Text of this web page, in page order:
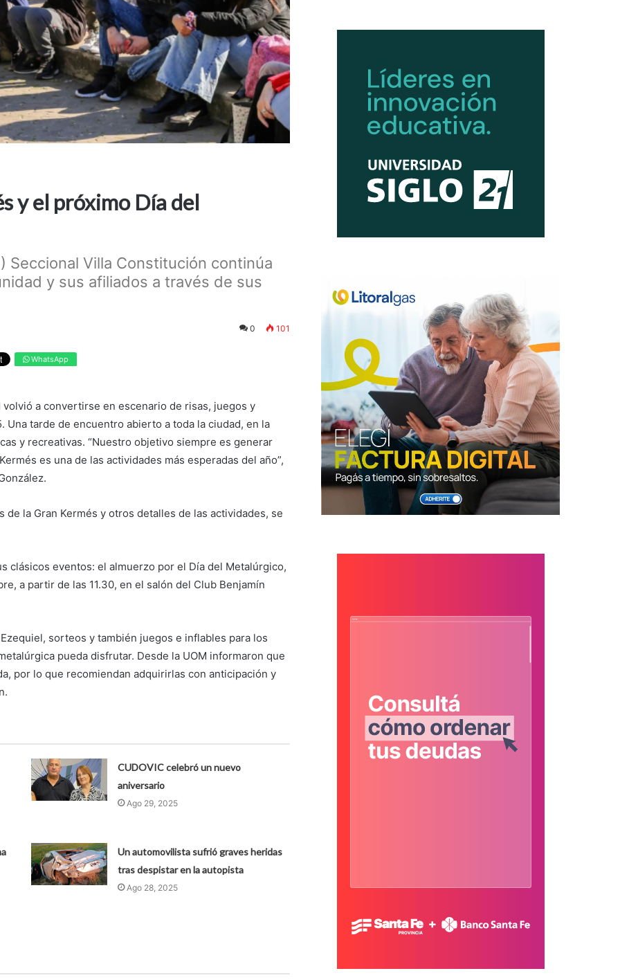
y el próximo Día del
Seccional Villa Constitución continúa
y sus afiliados a través de sus
0 101
WhatsApp
a convertirse en escenario de risas, juegos y
tarde de encuentro abierto a toda la ciudad, en la
y recreativas. “Nuestro objetivo siempre es generar
es una de las actividades más esperadas del año”,
la Gran Kermés y otros detalles de las actividades, se
clásicos eventos: el almuerzo por el Día del Metalúrgico,
a partir de las 11.30, en el salón del Club Benjamín
sorteos y también juegos e inflables para los
pueda disfrutar. Desde la UOM informaron que
por lo que recomiendan adquirirlas con anticipación y
CUDOVIC celebró un nuevo
aniversario
Ago 29, 2025
Un automovilista sufrió graves heridas
tras despistar en la autopista
Ago 28, 2025